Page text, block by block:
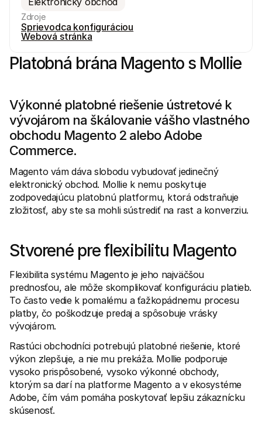
Zdroje
Sprievodca konfiguráciou
Webová stránka
Platobná brána Magento s Mollie
Výkonné platobné riešenie ústretové k
vývojárom na škálovanie vášho vlastného
obchodu Magento 2 alebo Adobe
Commerce.
Magento vám dáva slobodu vybudovať jedinečný
elektronický obchod. Mollie k nemu poskytuje
zodpovedajúcu platobnú platformu, ktorá odstraňuje
zložitosť, aby ste sa mohli sústrediť na rast a konverziu.
Stvorené pre flexibilitu Magento
Flexibilita systému Magento je jeho najväčšou
prednosťou, ale môže skomplikovať konfiguráciu platieb.
To často vedie k pomalému a ťažkopádnemu procesu
platby, čo poškodzuje predaj a spôsobuje vrásky
vývojárom.
Rastúci obchodníci potrebujú platobné riešenie, ktoré
výkon zlepšuje, a nie mu prekáža. Mollie podporuje
vysoko prispôsobené, vysoko výkonné obchody,
ktorým sa darí na platforme Magento a v ekosystéme
Adobe, čím vám pomáha poskytovať lepšiu zákaznícku
skúsenosť.
Objavte zdroje a aktualizácie pre vývojárov
Knižnice
Integrujte Mollie s pripravenými knižnicami
Komunita na Discorde
Pridajte sa do našej komunity vývojárov
O spoločnosti Mollie
Ceny
Zobraziť naše ceny
O nás
Zistite viac o našom príbehu a
hodnotách
Novinky
Prečítajte si najnovšie správy od
Príďte pracovať k nám - hľadáme
nových zamestnancov!
Pre nakupujúcich
Zistite, prečo sa Mollie objavila vo vašom bankovom výpise
Pre zákazníkov Mollie
Kontaktujte náš tím zákazníckej podpory
Kontaktujte obchodné oddelenie
Zistite, ako môžeme pomôcť vašej firme